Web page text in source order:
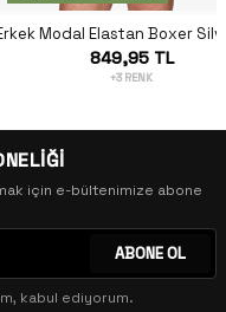
849,95 TL
+3 RENK
için e-bültenimize abone
ABONE OL
kabul ediyorum.